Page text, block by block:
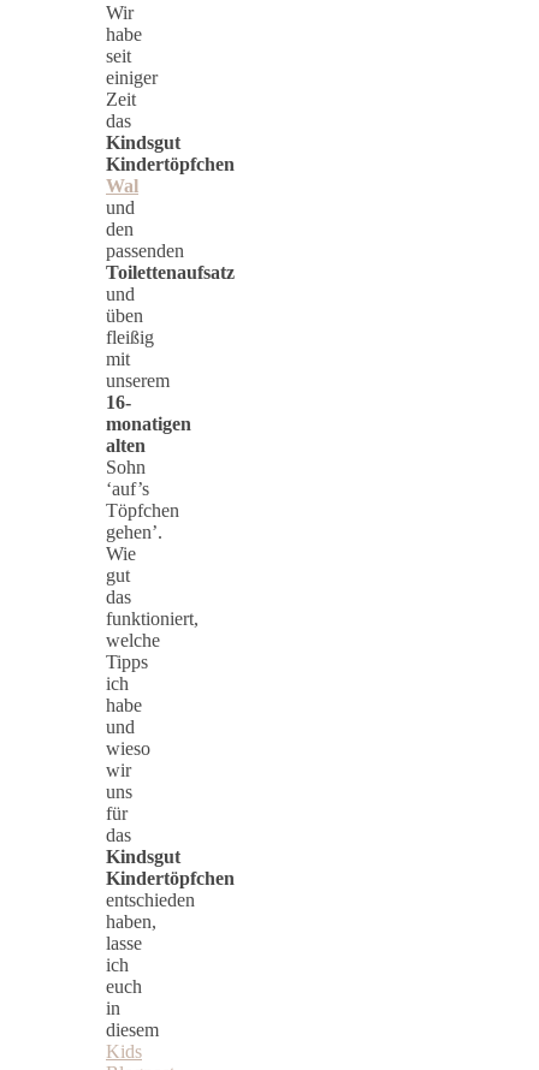
Wir
habe
seit
einiger
Zeit
das
Kindsgut
Kindertöpfchen
Wal
und
den
passenden
Toilettenaufsatz
und
üben
fleißig
mit
unserem
16-
monatigen
alten
Sohn
‘auf’s
Töpfchen
gehen’.
Wie
gut
das
funktioniert,
welche
Tipps
ich
habe
und
wieso
wir
uns
für
das
Kindsgut
Kindertöpfchen
entschieden
haben,
lasse
ich
euch
in
diesem
Kids